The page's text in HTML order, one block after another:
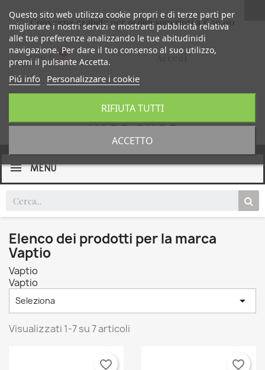
Consegna gratuita per ordini superiori a € 59,00
0,00 €
MENU
Elenco dei prodotti per la marca
Vaptio
Vaptio
Vaptio
Seleziona 
Visualizzati 1-7 su 7 articoli
favorite_border favorite_border
Questo sito web utilizza cookie propri e di terze parti per
migliorare i nostri servizi e mostrarti pubblicità relativa
alle tue preferenze analizzando le tue abitudinidi
navigazione. Per dare il tuo consenso al suo utilizzo,
premi il pulsante Accetta.
Piú info Personalizzare i cookie
RIFIUTA TUTTI
ACCETTO